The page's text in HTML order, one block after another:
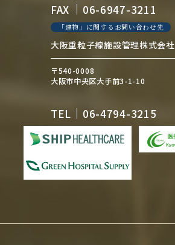
FAX
06-6947-3211
「建物」に関するお問い合わせ先
大阪重粒子線施設管理株式会社
〒540-0008
大阪市中央区大手前3-1-10
TEL 06-4794-3215